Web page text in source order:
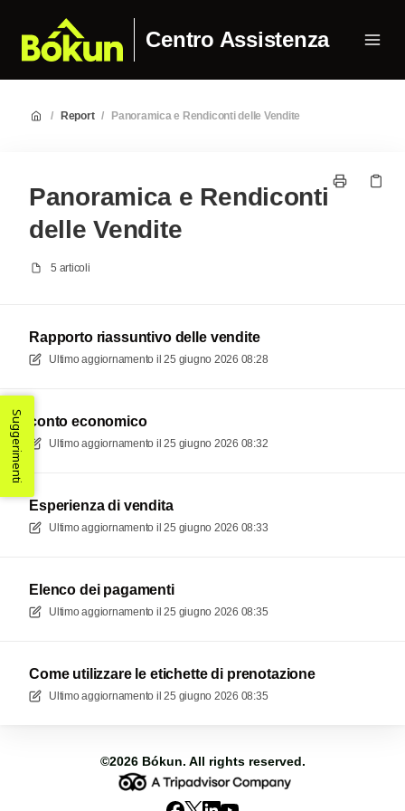
Centro Assistenza
/ Report / Panoramica e Rendiconti delle Vendite
Panoramica e Rendiconti
delle Vendite
5 articoli
Rapporto riassuntivo delle vendite
Ultimo aggiornamento il 25 giugno 2026 08:28
conto economico
Ultimo aggiornamento il 25 giugno 2026 08:32
Esperienza di vendita
Ultimo aggiornamento il 25 giugno 2026 08:33
Elenco dei pagamenti
Ultimo aggiornamento il 25 giugno 2026 08:35
Come utilizzare le etichette di prenotazione
Ultimo aggiornamento il 25 giugno 2026 08:35
©2026 Bókun. All rights reserved.
Suggerimenti